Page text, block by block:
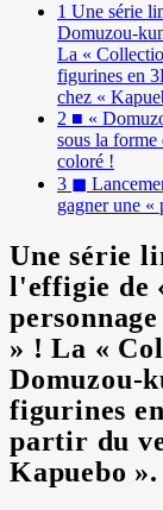
1 Une série
Domuzou-
La «
figurines en
chez «
2 ■ «
sous la
coloré !
3 ◼
gagner une
Une série
l'effigie de
» ! La «
Domuzou-
figurines
partir du
Kapuebo ».